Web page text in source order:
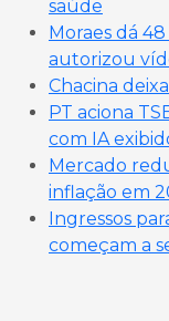
saúde
Moraes dá
autorizou
Chacina
PT aciona
com IA
Mercado
inflação em
Ingressos
começam a